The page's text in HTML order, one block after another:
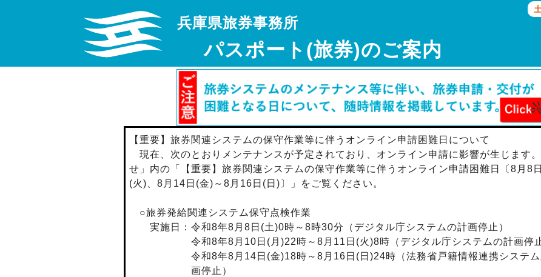
兵庫県旅券事務所
パスポート(旅券)のご案内
【重要】旅券関連システムの保守作業等に伴うオンライン申請困難日について
現在、次のとおりメンテナンスが予定されており、オンライン申請に影響が生じます
せ」内の「【重要】旅券関連システムの保守作業等に伴うオンライン申請困難日〔8月8
(火)、8月14日(金)～8月16日(日)〕」をご覧ください。
○旅券発給関連システム保守点検作業
実施日：令和8年8月8日(土)0時～8時30分（デジタル庁システムの計画停止）
令和8年8月10日(月)22時～8月11日(火)8時（デジタル庁システムの計画停止
令和8年8月14日(金)18時～8月16日(日)24時（法務省戸籍情報連携システム及
画停止）